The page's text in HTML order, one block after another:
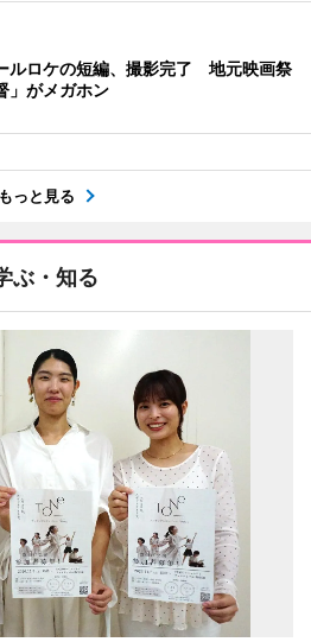
ルロケの短編、撮影完了 地元映画祭
」がメガホン
もっと見る
ぶ・知る